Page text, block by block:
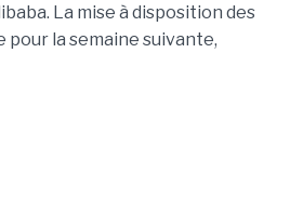
La mise à disposition des
pour la semaine suivante,